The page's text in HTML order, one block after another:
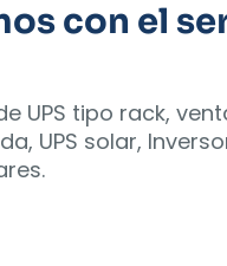
con el
tipo rack,
UPS solar,